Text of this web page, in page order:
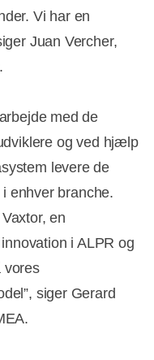
Vi har en
Juan Vercher,
med de
og ved hjælp
levere de
enhver branche.
en
i ALPR og
vores
siger Gerard